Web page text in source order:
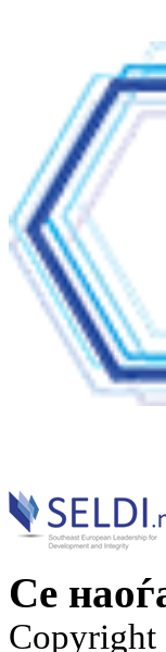
Се
Copyright